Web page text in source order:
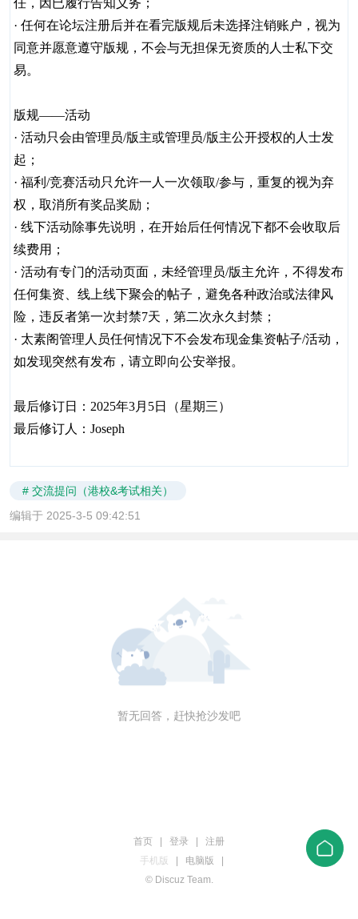
任，因已履行告知义务；
· 任何在论坛注册后并在看完版规后未选择注销账户，视为
同意并愿意遵守版规，不会与无担保无资质的人士私下交
易。
版规——活动
· 活动只会由管理员/版主或管理员/版主公开授权的人士发
起；
· 福利/竞赛活动只允许一人一次领取/参与，重复的视为弃
权，取消所有奖品奖励；
· 线下活动除事先说明，在开始后任何情况下都不会收取后
续费用；
· 活动有专门的活动页面，未经管理员/版主允许，不得发布
任何集资、线上线下聚会的帖子，避免各种政治或法律风
险，违反者第一次封禁7天，第二次永久封禁；
· 太素阁管理人员任何情况下不会发布现金集资帖子/活动，
如发现突然有发布，请立即向公安举报。
最后修订日：2025年3月5日（星期三）
最后修订人：Joseph
# 交流提问（港校&考试相关）
编辑于 2025-3-5 09:42:51
暂无回答，赶快抢沙发吧
首页 登录
注册
手机版
电脑版
© Discuz Team.